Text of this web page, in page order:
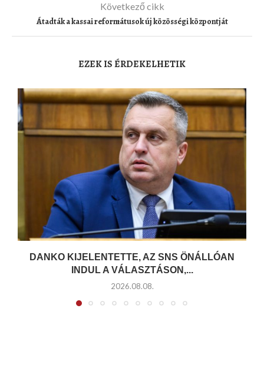
Következő cikk
Átadták a kassai reformátusok új közösségi központját
EZEK IS ÉRDEKELHETIK
DANKO KIJELENTETTE, AZ SNS ÖNÁLLÓAN
INDUL A VÁLASZTÁSON,...
2026.08.08.